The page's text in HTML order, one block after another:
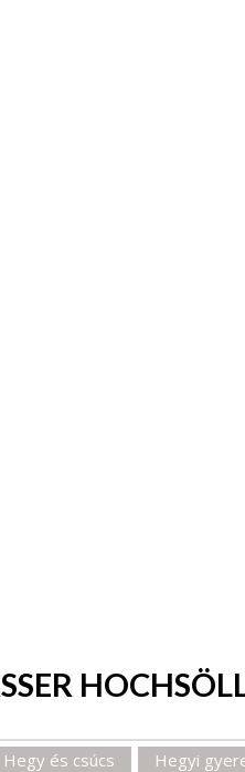
Hegy és csúcs Hegyi